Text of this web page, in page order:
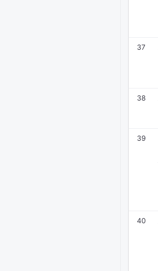
37
38
39
40